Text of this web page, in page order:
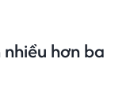
hơn ba